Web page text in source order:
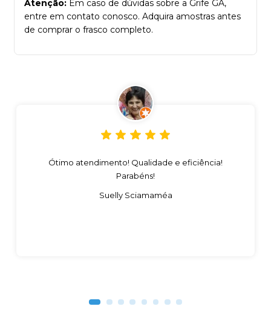
Atenção: Em caso de dúvidas sobre a Grife GA,
entre em contato conosco. Adquira amostras antes
de comprar o frasco completo.
Ótimo atendimento! Qualidade e eficiência!
Parabéns!
Suelly Sciamaméa